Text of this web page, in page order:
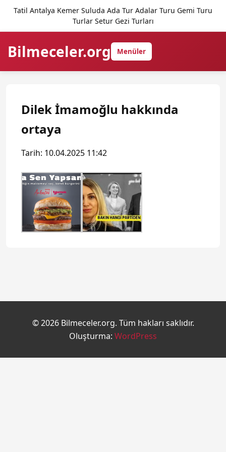
Tatil Antalya Kemer Suluda Ada Tur Adalar Turu Gemi Turu
Turlar Setur Gezi Turları
Bilmeceler.org Menüler
Dilek İmamoğlu hakkında
ortaya
Tarih: 10.04.2025 11:42
© 2026 Bilmeceler.org. Tüm hakları saklıdır.
Oluşturma: WordPress